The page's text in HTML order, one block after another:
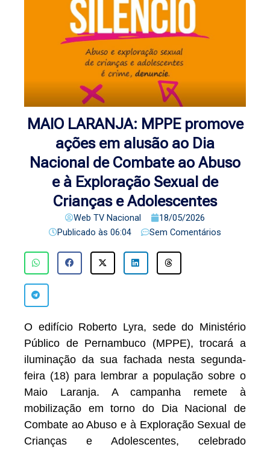
MAIO LARANJA: MPPE promove
ações em alusão ao Dia
Nacional de Combate ao Abuso
e à Exploração Sexual de
Crianças e Adolescentes
Web TV Nacional
18/05/2026
Publicado às 06:04 Sem Comentários
O edifício Roberto Lyra, sede do Ministério
Público de Pernambuco (MPPE), trocará a
iluminação da sua fachada nesta segunda-
feira (18) para lembrar a população sobre o
Maio Laranja. A campanha remete à
mobilização em torno do Dia Nacional de
Combate ao Abuso e à Exploração Sexual de
Crianças e Adolescentes, celebrado